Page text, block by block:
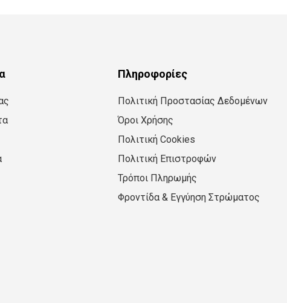
Πληροφορίες
Πολιτική Προστασίας Δεδομένων
Όροι Χρήσης
Πολιτική Cookies
Πολιτική Επιστροφών
Τρόποι Πληρωμής
Φροντίδα & Εγγύηση Στρώματος